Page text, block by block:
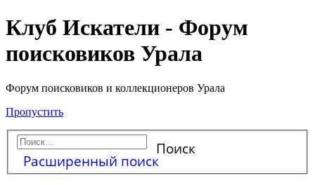
Клуб Искатели - Форум
поисковиков Урала
Форум поисковиков и коллекционеров Урала
Пропустить
Поиск
Расширенный поиск